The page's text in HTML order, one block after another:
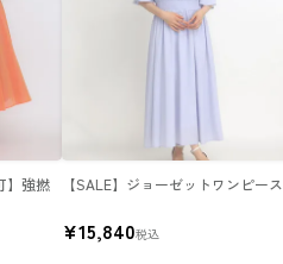
】強撚
【SALE】ジョーゼットワンピース
¥15,840税込